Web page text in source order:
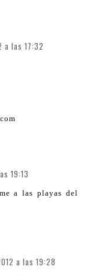
a las 17:32
19:13
a las playas del
a las 19:28